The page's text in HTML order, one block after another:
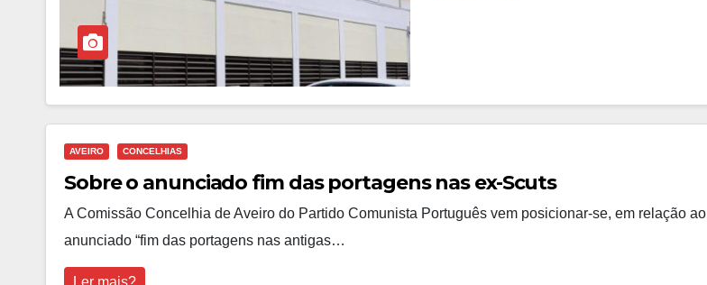
AVEIRO CONCELHIAS
Sobre o anunciado fim das portagens nas ex-Scuts
A Comissão Concelhia de Aveiro do Partido Comunista Português vem posicionar-se, em relação ao
anunciado “fim das portagens nas antigas…
Ler mais?